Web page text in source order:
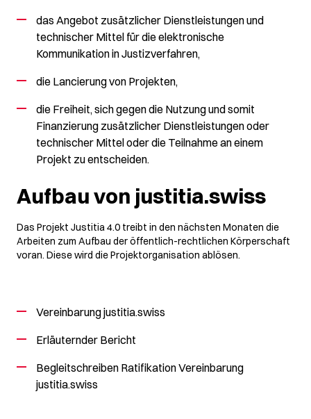
das Angebot zusätzlicher Dienstleistungen und
technischer Mittel für die elektronische
Kommunikation in Justizverfahren,
die Lancierung von Projekten,
die Freiheit, sich gegen die Nutzung und somit
Finanzierung zusätzlicher Dienstleistungen oder
technischer Mittel oder die Teilnahme an einem
Projekt zu entscheiden.
Aufbau von justitia.swiss
Das Projekt Justitia 4.0 treibt in den nächsten Monaten die
Arbeiten zum Aufbau der öffentlich-rechtlichen Körperschaft
voran. Diese wird die Projektorganisation ablösen.
Vereinbarung justitia.swiss
Erläuternder Bericht
Begleitschreiben Ratifikation Vereinbarung
justitia.swiss